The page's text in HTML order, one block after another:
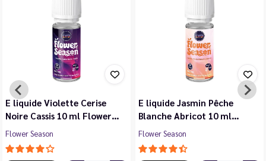
E liquide Violette Cerise
Noire Cassis 10 ml Flower…
Flower Season
E liquide Jasmin Pêche
Blanche Abricot 10 ml…
Flower Season